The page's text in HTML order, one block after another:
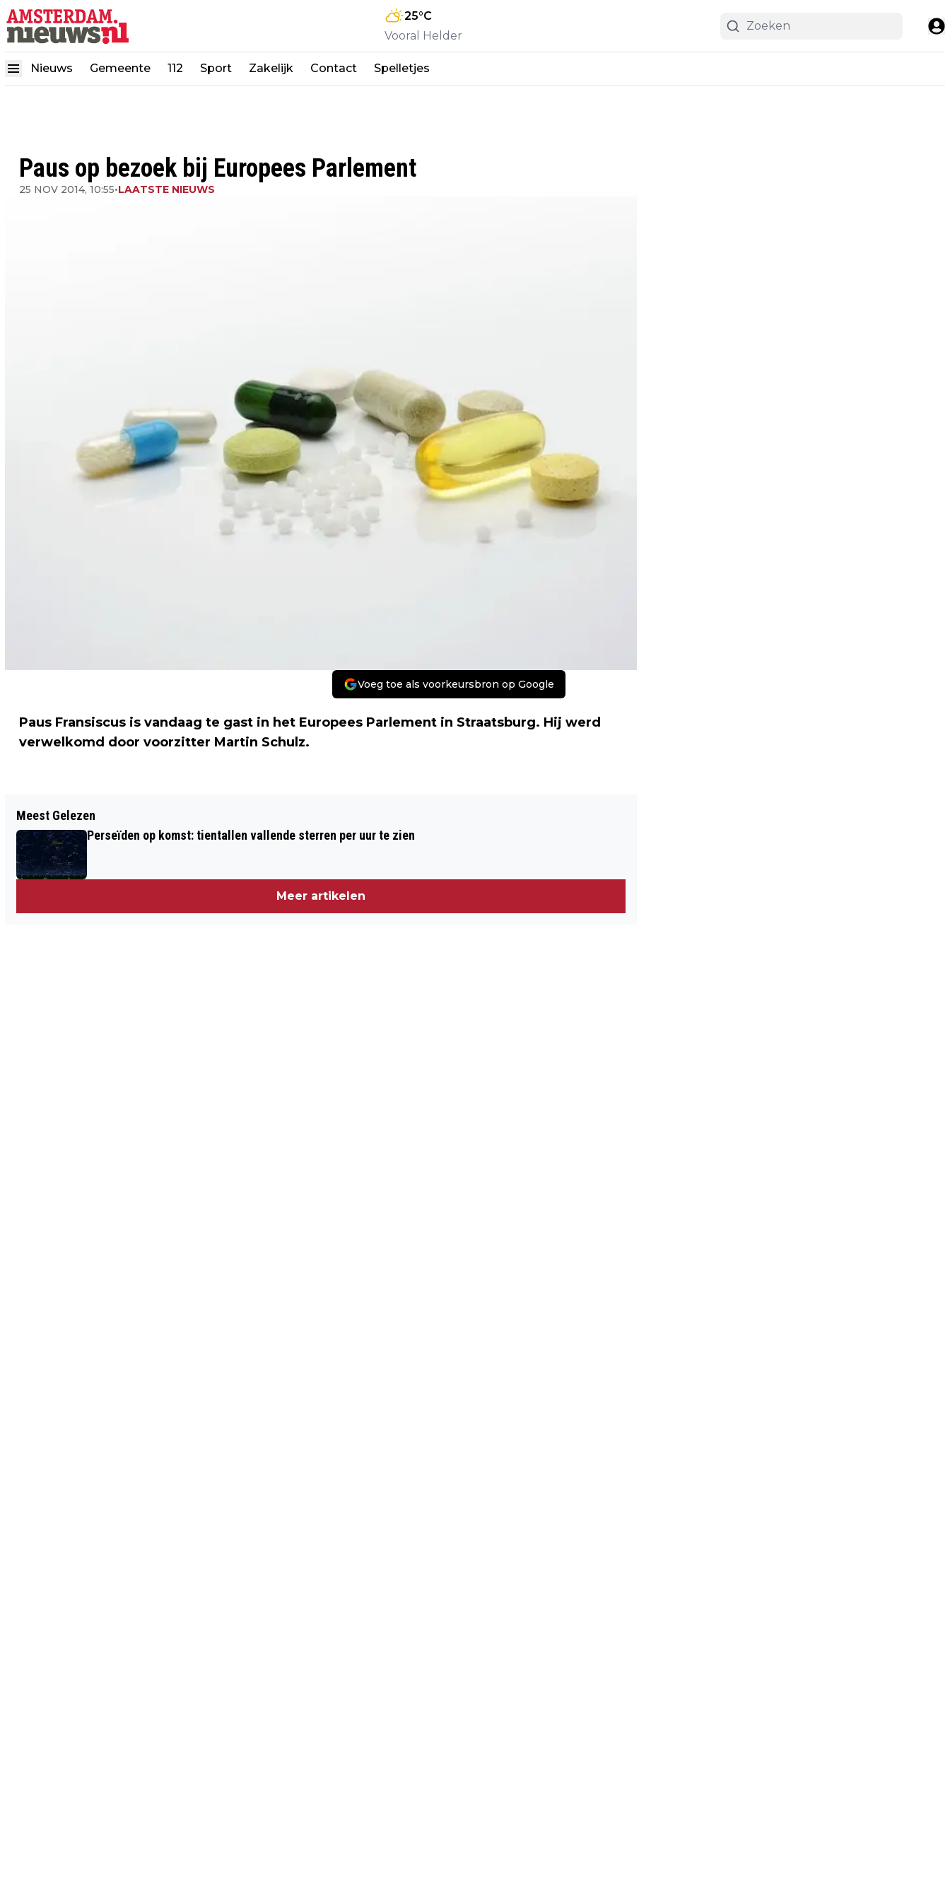
25°C
Vooral Helder
Nieuws Gemeente 112 Sport Zakelijk Contact Spelletjes
Paus op bezoek bij Europees Parlement
25 NOV 2014, 10:55•LAATSTE NIEUWS
Voeg toe als voorkeursbron op Google
Paus Fransiscus is vandaag te gast in het Europees Parlement in Straatsburg. Hij werd
verwelkomd door voorzitter Martin Schulz.
KIM JONG-UN: AMERIKANEN ZIJN
KANNIBALEN EN MOORDENAARS
PARLEMENT
Meest Gelezen
Perseïden op komst: tientallen vallende sterren per uur te zien
Meer artikelen